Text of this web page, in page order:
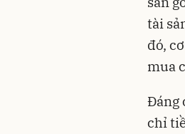
tài
đó,
mua
Đáng
chỉ